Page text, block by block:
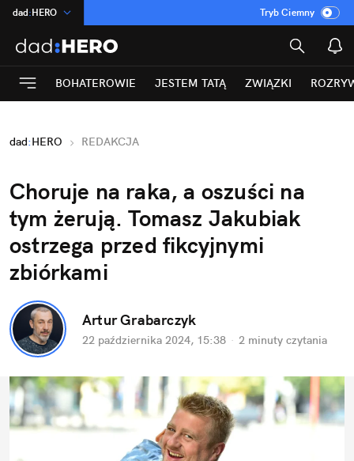
dad:HERO
:Temat
INN:Poland
ASZ:dziennik
Rozrywka
Tryb Ciemny
BOHATEROWIE JESTEM TATĄ ZWIĄZKI
dad:HERO REDAKCJA
Choruje na raka, a oszuści na
tym żerują. Tomasz Jakubiak
ostrzega przed fikcyjnymi
zbiórkami
Artur Grabarczyk
22 października 2024, 15:38 · 2 minuty czytania